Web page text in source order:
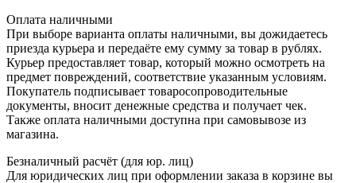
Оплата наличными
При выборе варианта оплаты наличными, вы дожидаетесь
приезда курьера и передаёте ему сумму за товар в рублях.
Курьер предоставляет товар, который можно осмотреть на
предмет повреждений, соответствие указанным условиям.
Покупатель подписывает товаросопроводительные
документы, вносит денежные средства и получает чек.
Также оплата наличными доступна при самовывозе из
магазина.
Безналичный расчёт (для юр. лиц)
Для юридических лиц при оформлении заказа в корзине вы